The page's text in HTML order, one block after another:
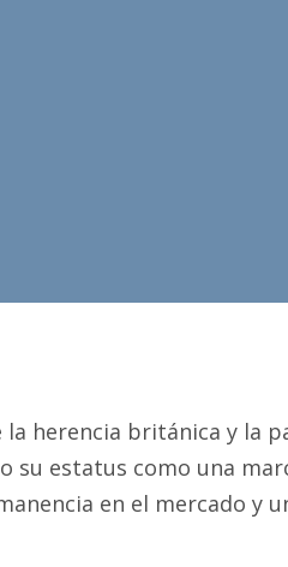
herencia británica y la
su estatus como una
en el mercado y